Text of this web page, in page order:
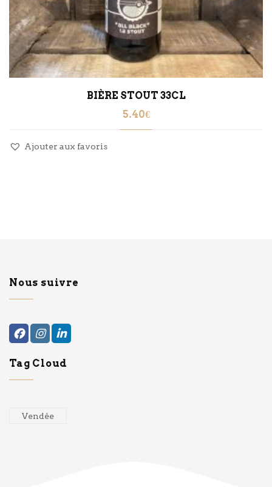
BIÈRE STOUT 33CL
5.40€
Ajouter aux favoris
Nous suivre
Tag Cloud
Vendée